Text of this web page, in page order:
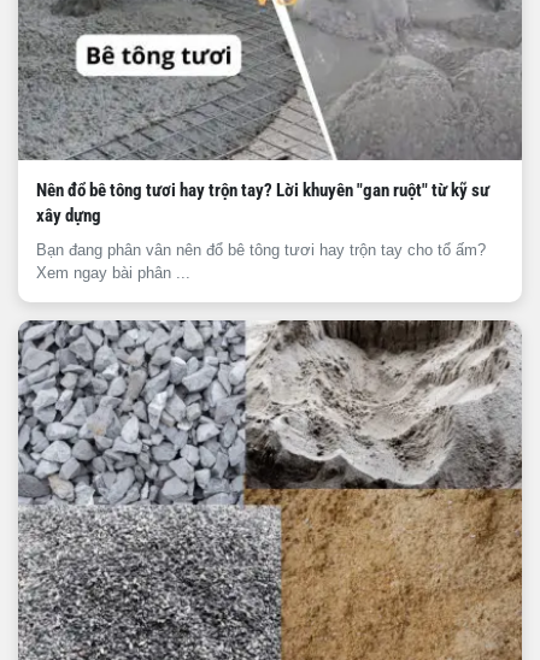
Nên đổ bê tông tươi hay trộn tay? Lời khuyên "gan ruột" từ kỹ sư
xây dựng
Bạn đang phân vân nên đổ bê tông tươi hay trộn tay cho tổ ấm?
Xem ngay bài phân ...